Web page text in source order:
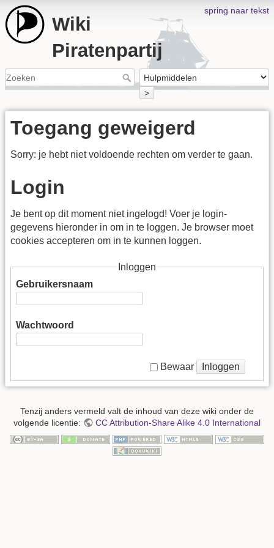
spring naar tekst
Wiki
Piratenpartij
>
Toegang geweigerd
Sorry: je hebt niet voldoende rechten om verder te gaan.
Login
Je bent op dit moment niet ingelogd! Voer je login-
gegevens hieronder in om in te loggen. Je browser moet
cookies accepteren om in te kunnen loggen.
Inloggen
Gebruikersnaam
Wachtwoord
Bewaar Inloggen
Tenzij anders vermeld valt de inhoud van deze wiki onder de
volgende licentie:
CC Attribution-Share Alike 4.0 International